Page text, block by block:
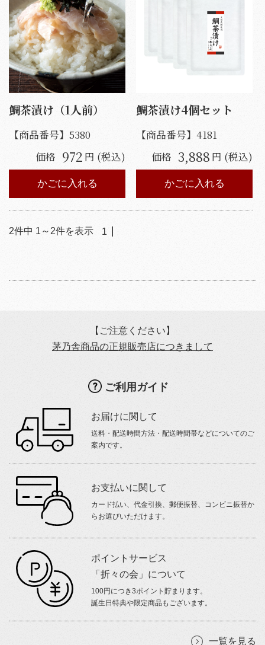
鯛茶漬け（1人前）
【商品番号】 5380
価格 972 円 (税込)
かごに入れる
鯛茶漬け4個セット
【商品番号】4181
価格 3,888 円 (税込)
かごに入れる
2件中 1 ～ 2件を表示 1
【ご注意ください】
茅乃舎商品の正規販売店につきまして
ご利用ガイド
お届けに関して
送料・配送時間方法・配送時間帯などについてのご
案内です。
お支払いに関して
カード払い、代金引換、郵便振替、コンビニ振替か
らお選びいただけます。
ポイントサービス
「折々の会」について
100円につき3ポイント貯まります。
誕生日特典や限定商品もございます。
一覧を見る